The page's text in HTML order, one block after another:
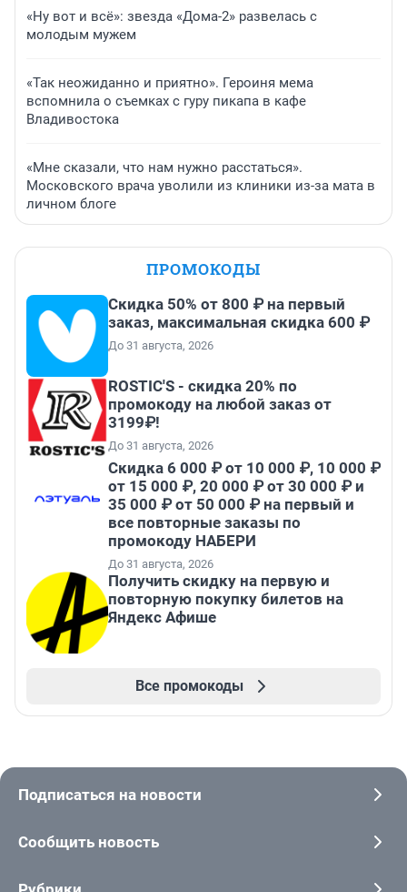
«Ну вот и всё»: звезда «Дома-2» развелась с
молодым мужем
«Так неожиданно и приятно». Героиня мема
вспомнила о съемках с гуру пикапа в кафе
Владивостока
«Мне сказали, что нам нужно расстаться».
Московского врача уволили из клиники из-за мата в
личном блоге
ПРОМОКОДЫ
Скидка 50% от 800 ₽ на первый
заказ, максимальная скидка 600 ₽
До 31 августа, 2026
ROSTIC'S - скидка 20% по
промокоду на любой заказ от
3199₽!
До 31 августа, 2026
Скидка 6 000 ₽ от 10 000 ₽, 10 000 ₽
от 15 000 ₽, 20 000 ₽ от 30 000 ₽ и
35 000 ₽ от 50 000 ₽ на первый и
все повторные заказы по
промокоду НАБЕРИ
До 31 августа, 2026
Получить скидку на первую и
повторную покупку билетов на
Яндекс Афише
Все промокоды
Подписаться на новости
Сообщить новость